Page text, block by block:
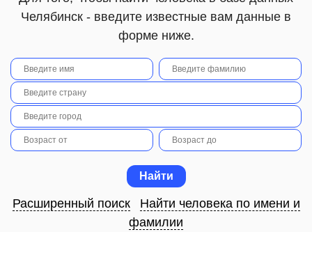
Челябинск - введите известные вам данные в
форме ниже.
Расширенный поиск
Найти человека по имени и
фамилии